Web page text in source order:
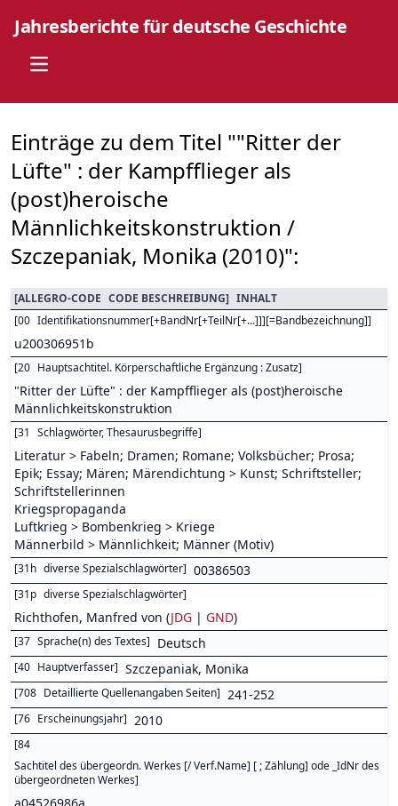
Jahresberichte für deutsche Geschichte
Open main menu
Einträge zu dem Titel ""Ritter der
Lüfte" : der Kampfflieger als
(post)heroische
Männlichkeitskonstruktion /
Szczepaniak, Monika (2010)":
[ALLEGRO-CODE CODE BESCHREIBUNG] INHALT
[00 Identifikationsnummer[+BandNr[+TeilNr[+...]]][=Bandbezeichnung]]
u200306951b
[20 Hauptsachtitel. Körperschaftliche Ergänzung : Zusatz]
"Ritter der Lüfte" : der Kampfflieger als (post)heroische
Männlichkeitskonstruktion
[31 Schlagwörter, Thesaurusbegriffe]
Literatur > Fabeln; Dramen; Romane; Volksbücher; Prosa;
Epik; Essay; Mären; Märendichtung > Kunst; Schriftsteller;
Schriftstellerinnen
Kriegspropaganda
Luftkrieg > Bombenkrieg > Kriege
Männerbild > Männlichkeit; Männer (Motiv)
[31h diverse Spezialschlagwörter] 00386503
[31p diverse Spezialschlagwörter]
Richthofen, Manfred von (JDG | GND)
[37 Sprache(n) des Textes] Deutsch
[40 Hauptverfasser] Szczepaniak, Monika
[708 Detaillierte Quellenangaben Seiten] 241-252
[76 Erscheinungsjahr] 2010
[84
Sachtitel des übergeordn. Werkes [/ Verf.Name] [ ; Zählung] ode _IdNr des
übergeordneten Werkes]